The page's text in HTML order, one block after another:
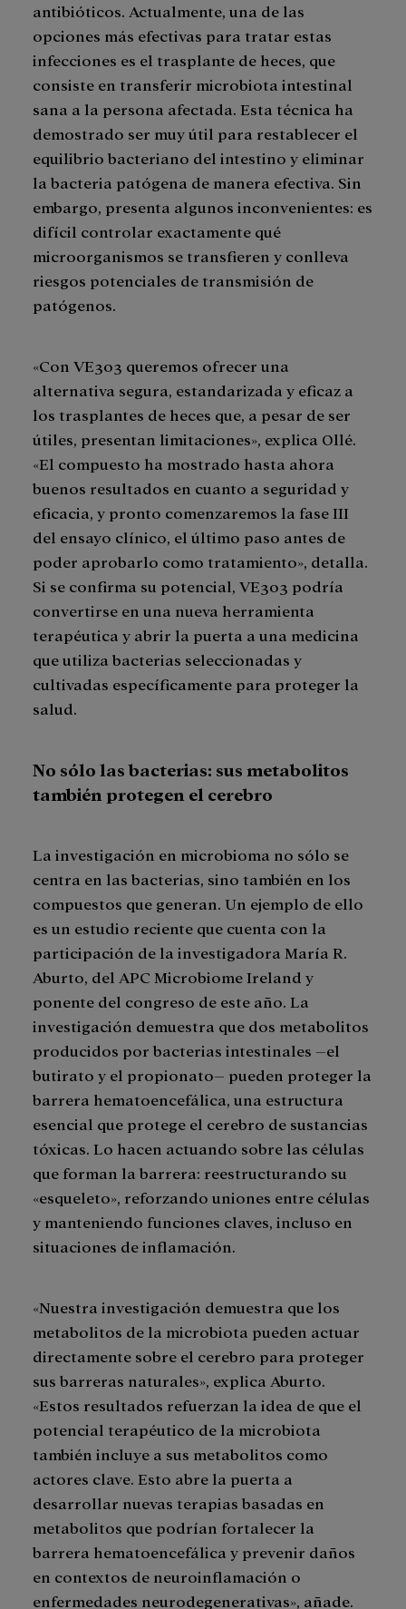
antibióticos. Actualmente, una de las
opciones más efectivas para tratar estas
infecciones es el trasplante de heces, que
consiste en transferir microbiota intestinal
sana a la persona afectada. Esta técnica ha
demostrado ser muy útil para restablecer el
equilibrio bacteriano del intestino y eliminar
la bacteria patógena de manera efectiva. Sin
embargo, presenta algunos inconvenientes: es
difícil controlar exactamente qué
microorganismos se transfieren y conlleva
riesgos potenciales de transmisión de
patógenos.
«Con VE303 queremos ofrecer una
alternativa segura, estandarizada y eficaz a
los trasplantes de heces que, a pesar de ser
útiles, presentan limitaciones», explica Ollé.
«El compuesto ha mostrado hasta ahora
buenos resultados en cuanto a seguridad y
eficacia, y pronto comenzaremos la fase III
del ensayo clínico, el último paso antes de
poder aprobarlo como tratamiento», detalla.
Si se confirma su potencial, VE303 podría
convertirse en una nueva herramienta
terapéutica y abrir la puerta a una medicina
que utiliza bacterias seleccionadas y
cultivadas específicamente para proteger la
salud.
No sólo las bacterias: sus metabolitos
también protegen el cerebro
La investigación en microbioma no sólo se
centra en las bacterias, sino también en los
compuestos que generan. Un ejemplo de ello
es un estudio reciente que cuenta con la
participación de la investigadora María R.
Aburto, del APC Microbiome Ireland y
ponente del congreso de este año. La
investigación demuestra que dos metabolitos
producidos por bacterias intestinales –el
butirato y el propionato– pueden proteger la
barrera hematoencefálica, una estructura
esencial que protege el cerebro de sustancias
tóxicas. Lo hacen actuando sobre las células
que forman la barrera: reestructurando su
«esqueleto», reforzando uniones entre células
y manteniendo funciones claves, incluso en
situaciones de inflamación.
«Nuestra investigación demuestra que los
metabolitos de la microbiota pueden actuar
directamente sobre el cerebro para proteger
sus barreras naturales», explica Aburto.
«Estos resultados refuerzan la idea de que el
potencial terapéutico de la microbiota
también incluye a sus metabolitos como
actores clave. Esto abre la puerta a
desarrollar nuevas terapias basadas en
metabolitos que podrían fortalecer la
barrera hematoencefálica y prevenir daños
en contextos de neuroinflamación o
enfermedades neurodegenerativas», añade.